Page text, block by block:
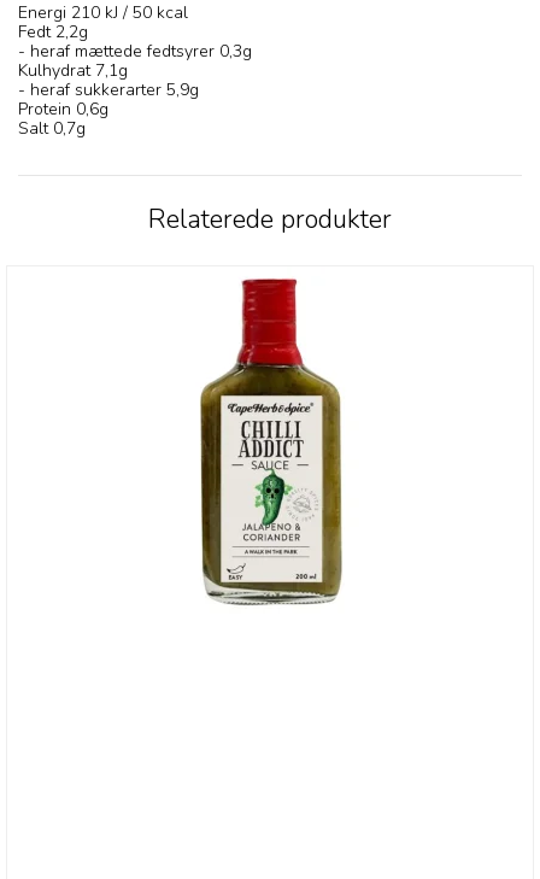
Energi 210 kJ / 50 kcal
Fedt 2,2g
- heraf mættede fedtsyrer 0,3g
Kulhydrat 7,1g
- heraf sukkerarter 5,9g
Protein 0,6g
Salt 0,7g
Relaterede produkter